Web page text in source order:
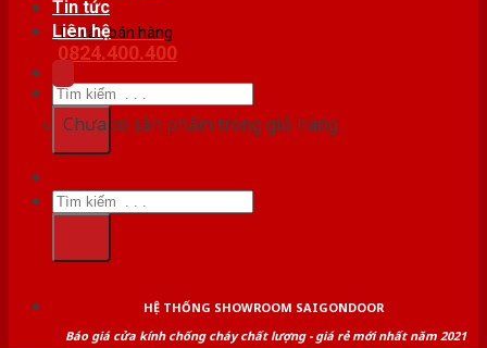
Tư vấn bán hàng
0824.400.400
Tìm
kiếm:
Tin tức
Liên hệ
Chưa có sản phẩm trong giỏ hàng.
Tìm
kiếm:
HỆ THỐNG SHOWROOM SAIGONDOOR
Báo giá cửa kính chống cháy chất lượng - giá rẻ mới nhất năm 2021